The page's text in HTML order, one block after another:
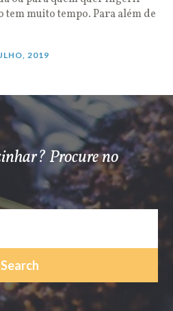
muito tempo. Para além de
2019
Procure no